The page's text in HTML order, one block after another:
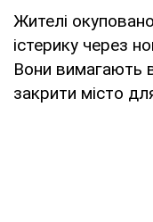
Жителі
істерику через
Вони вимагають
закрити місто